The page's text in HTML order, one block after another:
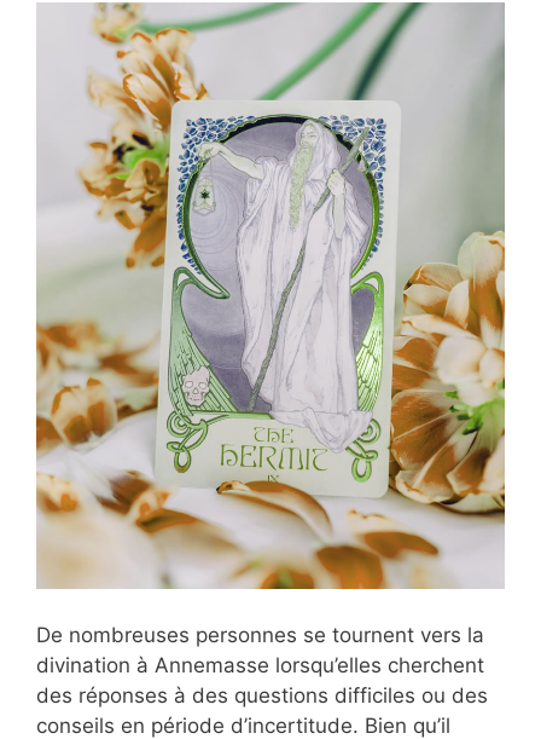
De nombreuses personnes se tournent vers la
divination à Annemasse lorsqu’elles cherchent
des réponses à des questions difficiles ou des
conseils en période d’incertitude. Bien qu’il